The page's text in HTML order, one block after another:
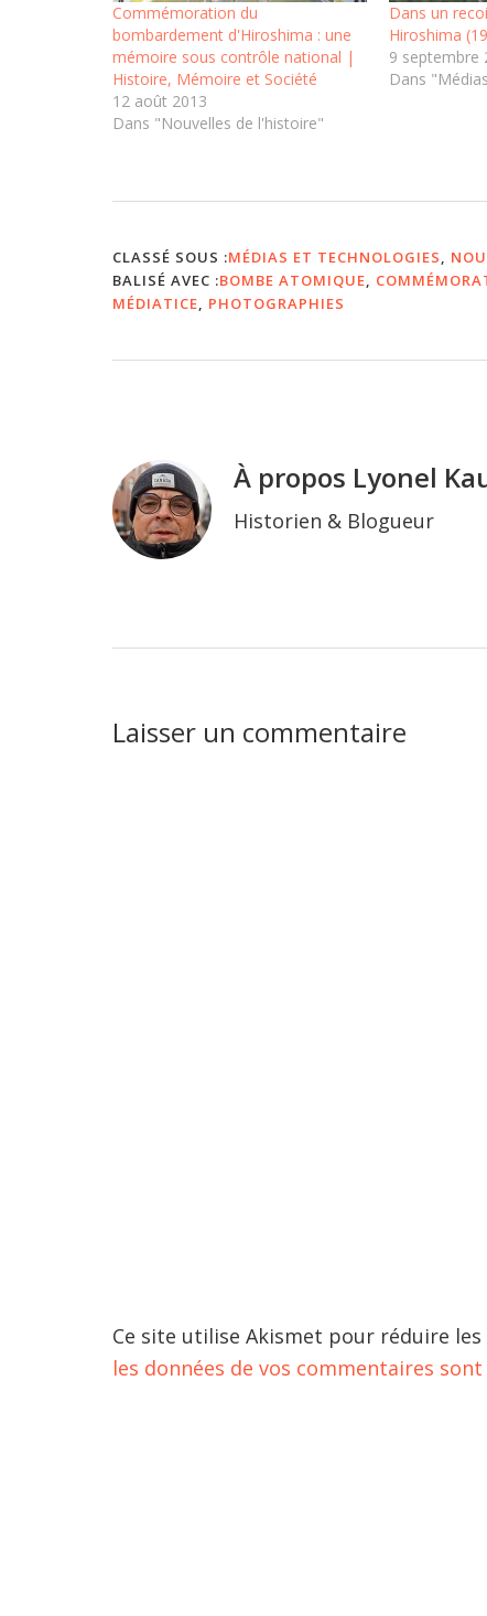
Commémoration du
bombardement d'Hiroshima : une
mémoire sous contrôle national |
Histoire, Mémoire et Société
12 août 2013
Dans "Nouvelles de l'histoire"
Dans un
Hiroshima
9 septembre
Dans
CLASSÉ SOUS :MÉDIAS ET TECHNOLOGIES,
BALISÉ AVEC :BOMBE ATOMIQUE,
MÉDIATICE, PHOTOGRAPHIES
À propos Lyonel
Historien & Blogueur
Interactions
Laisser un commentaire
Ce site utilise Akismet pour réduire les
les données de vos commentaires